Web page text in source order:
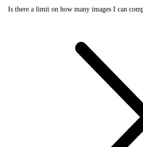
Is there a limit on how many images I can